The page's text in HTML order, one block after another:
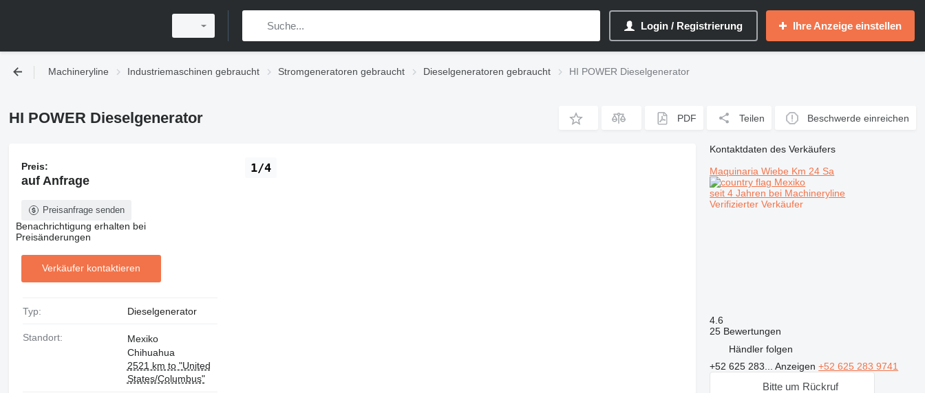
Login / Registrierung Ihre Anzeige einstellen
Machineryline Industriemaschinen gebraucht Stromgeneratoren gebraucht Dieselgeneratoren gebraucht HI POWER Dieselgenerator
HI POWER Dieselgenerator PDF Teilen Beschwerde einreichen
1/4
Preis:
auf Anfrage
Preisanfrage senden
Benachrichtigung erhalten bei
Preisänderungen
Verkäufer kontaktieren
Typ: Dieselgenerator
Standort:
Mexiko
Chihuahua
2521 km to "United
States/Columbus"
Kontaktdaten des Verkäufers
Maquinaria Wiebe Km 24 Sa
Mexiko
seit 4 Jahren bei Machineryline
Verifizierter Verkäufer
4.6
25 Bewertungen
Händler folgen
+52 625 283...Anzeigen+52 625 283 9741
Bitte um Rückruf